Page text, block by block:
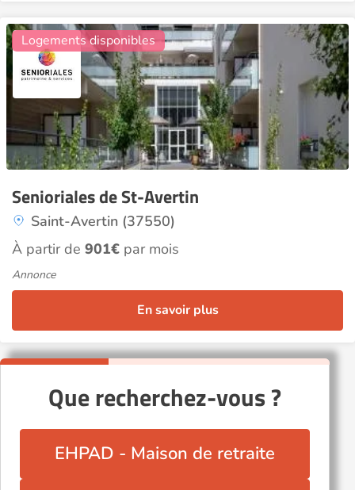
Senioriales de St-Avertin
Saint-Avertin (37550)
Logements disponibles
À partir de 901€ par mois
Annonce
En savoir plus
Que recherchez-vous ?
EHPAD - Maison de retraite